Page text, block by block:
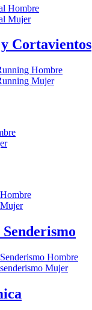
Hombre
Mujer
Cortavientos
Hombre
Mujer
Hombre
Mujer